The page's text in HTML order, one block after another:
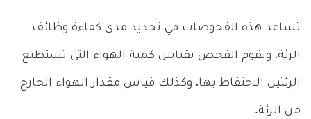
تساعد هذه الفحوصات في تحديد مدى كفاءة وظائف
الرئة، ويقوم الفحص بقياس كمية الهواء التي تستطيع
الرئتين الاحتفاظ بها، وكذلك قياس مقدار الهواء الخارج
من الرئة.